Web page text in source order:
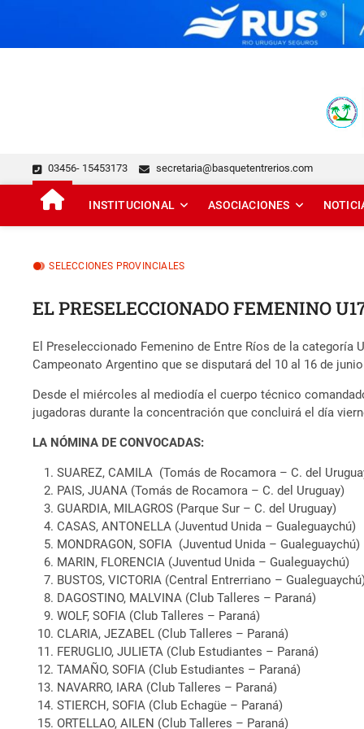
FEDERACIÓN DE
03456- 15453173 secretaria@basquetentrerios.com
INSTITUCIONAL ASOCIACIONES
SELECCIONES PROVINCIALES
EL PRESELECCIONADO FEMENINO
El Preseleccionado Femenino de Entre Ríos de la categoría
Campeonato Argentino que se disputará del 10 al 16 de
Desde el miércoles al mediodía el cuerpo técnico
jugadoras durante la concentración que concluirá el día
LA NÓMINA DE CONVOCADAS:
SUAREZ, CAMILA (Tomás de Rocamora – C. del
PAIS, JUANA (Tomás de Rocamora – C. del Uruguay)
GUARDIA, MILAGROS (Parque Sur – C. del Uruguay)
CASAS, ANTONELLA (Juventud Unida – Gualeguaychú)
MONDRAGON, SOFIA (Juventud Unida – Gualeguaychú)
MARIN, FLORENCIA (Juventud Unida – Gualeguaychú)
BUSTOS, VICTORIA (Central Entrerriano –
DAGOSTINO, MALVINA (Club Talleres – Paraná)
WOLF, SOFIA (Club Talleres – Paraná)
CLARIA, JEZABEL (Club Talleres – Paraná)
FERUGLIO, JULIETA (Club Estudiantes – Paraná)
TAMAÑO, SOFIA (Club Estudiantes – Paraná)
NAVARRO, IARA (Club Talleres – Paraná)
STIERCH, SOFIA (Club Echagüe – Paraná)
ORTELLAO, AILEN (Club Talleres – Paraná)